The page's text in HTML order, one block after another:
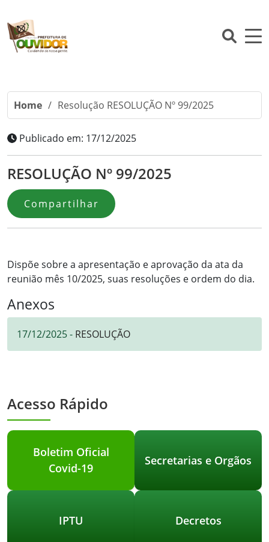
Home / Resolução RESOLUÇÃO Nº 99/2025
Publicado em: 17/12/2025
RESOLUÇÃO Nº 99/2025
Compartilhar
Dispõe sobre a apresentação e aprovação da ata da
reunião mês 10/2025, suas resoluções e ordem do dia.
Anexos
17/12/2025 - RESOLUÇÃO
Acesso Rápido
Boletim Oficial
Covid-19
Secretarias e Orgãos
IPTU Decretos